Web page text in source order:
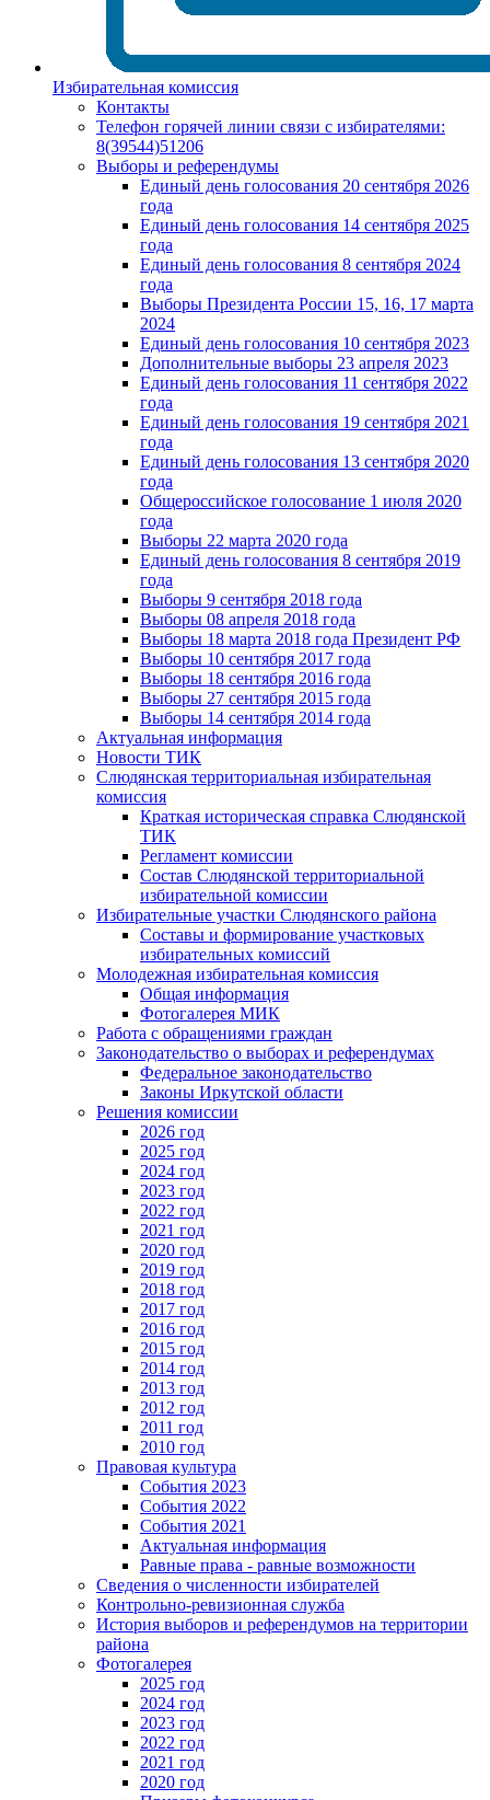
Избирательная комиссия
Контакты
Телефон горячей линии связи с избирателями:
8(39544)51206
Выборы и референдумы
Единый день голосования 20 сентября 2026
года
Единый день голосования 14 сентября 2025
года
Единый день голосования 8 сентября 2024
года
Выборы Президента России 15, 16, 17 марта
2024
Единый день голосования 10 сентября 2023
Дополнительные выборы 23 апреля 2023
Единый день голосования 11 сентября 2022
года
Единый день голосования 19 сентября 2021
года
Единый день голосования 13 сентября 2020
года
Общероссийское голосование 1 июля 2020
года
Выборы 22 марта 2020 года
Единый день голосования 8 сентября 2019
года
Выборы 9 сентября 2018 года
Выборы 08 апреля 2018 года
Выборы 18 марта 2018 года Президент РФ
Выборы 10 сентября 2017 года
Выборы 18 сентября 2016 года
Выборы 27 сентября 2015 года
Выборы 14 сентября 2014 года
Актуальная информация
Новости ТИК
Слюдянская территориальная избирательная
комиссия
Краткая историческая справка Слюдянской
ТИК
Регламент комиссии
Состав Слюдянской территориальной
избирательной комиссии
Избирательные участки Слюдянского района
Составы и формирование участковых
избирательных комиссий
Молодежная избирательная комиссия
Общая информация
Фотогалерея МИК
Работа с обращениями граждан
Законодательство о выборах и референдумах
Федеральное законодательство
Законы Иркутской области
Решения комиссии
2026 год
2025 год
2024 год
2023 год
2022 год
2021 год
2020 год
2019 год
2018 год
2017 год
2016 год
2015 год
2014 год
2013 год
2012 год
2011 год
2010 год
Правовая культура
События 2023
События 2022
События 2021
Актуальная информация
Равные права - равные возможности
Сведения о численности избирателей
Контрольно-ревизионная служба
История выборов и референдумов на территории
района
Фотогалерея
2025 год
2024 год
2023 год
2022 год
2021 год
2020 год